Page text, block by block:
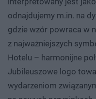
odnajdujemy m.in. na
gdzie wzór powraca w
z najważniejszych
Hotelu – harmonijne
Jubileuszowe logo
wydarzeniom